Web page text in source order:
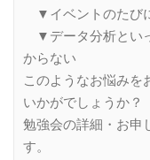
▼イベントのたび
▼データ分析とい
からない
このようなお悩みを
いかがでしょうか？
勉強会の詳細・お申
す。